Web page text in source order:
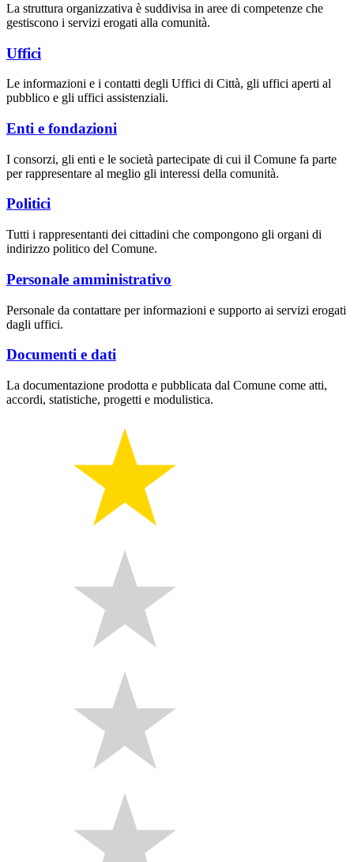
La struttura organizzativa è suddivisa in aree di competenze che
gestiscono i servizi erogati alla comunità.
Uffici
Le informazioni e i contatti degli Uffici di Città, gli uffici aperti al
pubblico e gli uffici assistenziali.
Enti e fondazioni
I consorzi, gli enti e le società partecipate di cui il Comune fa parte
per rappresentare al meglio gli interessi della comunità.
Politici
Tutti i rappresentanti dei cittadini che compongono gli organi di
indirizzo politico del Comune.
Personale amministrativo
Personale da contattare per informazioni e supporto ai servizi erogati
dagli uffici.
Documenti e dati
La documentazione prodotta e pubblicata dal Comune come atti,
accordi, statistiche, progetti e modulistica.